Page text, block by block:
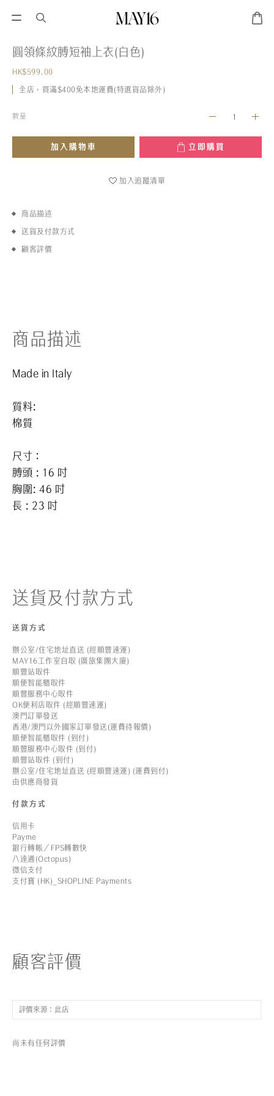
圓領條紋膊短袖上衣(白色)
HK$599.00
全店，買滿$400免本地運費(特選貨品除外)
數量
加入購物車 立即購買
加入追蹤清單
商品描述
送貨及付款方式
顧客評價
商品描述
Made in Italy
質料:
棉質
尺寸：
膊頭 : 16 吋
胸圍: 46 吋
長 : 23 吋
送貨及付款方式
送貨方式
辦公室/住宅地址直送 (經順豐速運)
MAY16工作室自取 (廣旅集團大廈)
順豐站取件
順便智能櫃取件
順豐服務中心取件
OK便利店取件 (經順豐速運)
澳門訂單發送
香港/澳門以外國家訂單發送(運費待報價)
順便智能櫃取件 (到付)
順豐服務中心取件 (到付)
順豐站取件 (到付)
辦公室/住宅地址直送 (經順豐速運) (運費到付)
由供應商發貨
付款方式
信用卡
Payme
銀行轉帳／FPS轉數快
八達通(Octopus)
微信支付
支付寶 (HK)_SHOPLINE Payments
顧客評價
尚未有任何評價